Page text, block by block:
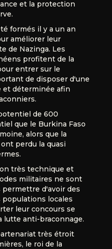
et la protection
formés il y a un an
améliorer leur
de Nazinga. Les
profitent de la
entrer sur le
de disposer d'une
et déterminée afin
de 600
que le Burkina Faso
alors que la
perdu la quasi
très technique et
militaires ne sont
d'avoir des
locales
leur concours se
lutte anti-braconnage.
très étroit
le roi de la